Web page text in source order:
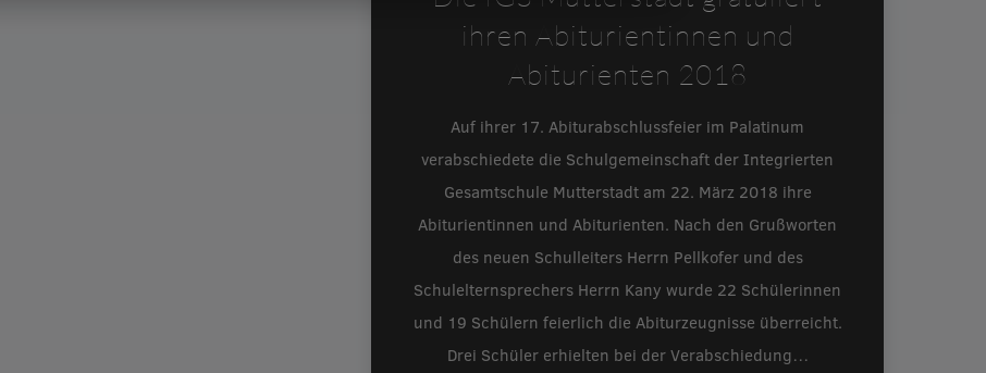
ihren Abiturientinnen und
Abiturienten 2018
Auf ihrer 17. Abiturabschlussfeier im Palatinum
verabschiedete die Schulgemeinschaft der Integrierten
Gesamtschule Mutterstadt am 22. März 2018 ihre
Abiturientinnen und Abiturienten. Nach den Grußworten
des neuen Schulleiters Herrn Pellkofer und des
Schulelternsprechers Herrn Kany wurde 22 Schülerinnen
und 19 Schülern feierlich die Abiturzeugnisse überreicht.
Drei Schüler erhielten bei der Verabschiedung…